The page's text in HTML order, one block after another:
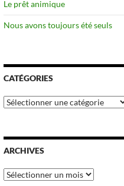
Le prêt animique
Nous avons toujours été seuls
CATÉGORIES
Catégories
ARCHIVES
Archives